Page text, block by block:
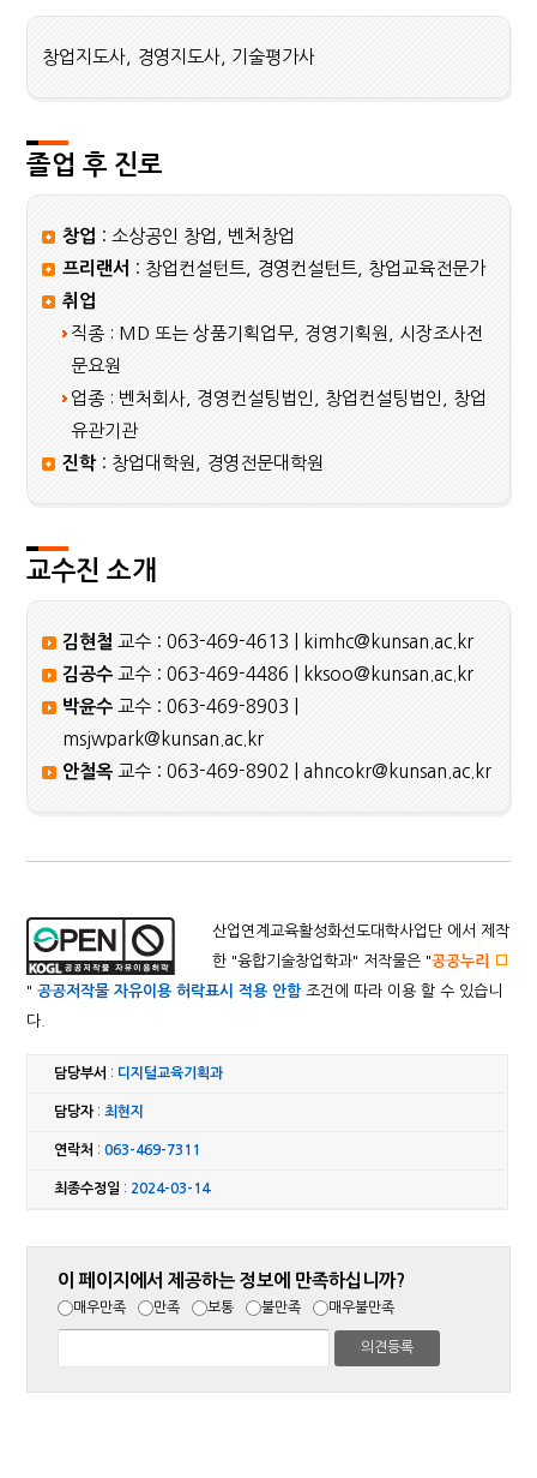
창업지도사, 경영지도사, 기술평가사
졸업 후 진로
창업 : 소상공인 창업, 벤처창업
프리랜서 : 창업컨설턴트, 경영컨설턴트, 창업교육전문가
취업
직종 : MD 또는 상품기획업무, 경영기획원, 시장조사전
문요원
업종 : 벤처회사, 경영컨설팅법인, 창업컨설팅법인, 창업
유관기관
진학: 창업대학원, 경영전문대학원
교수진 소개
김현철 교수 : 063-469-4613 | kimhc@kunsan.ac.kr
김공수 교수 : 063-469-4486 | kksoo@kunsan.ac.kr
박윤수 교수 : 063-469-8903 |
msjwpark@kunsan.ac.kr
안철옥 교수 : 063-469-8902 | ahncokr@kunsan.ac.kr
산업연계교육활성화선도대학사업단 에서 제작
한 "융합기술창업학과" 저작물은 "공공누리
"공공저작물 자유이용 허락표시 적용 안함조건에 따라 이용 할 수 있습니
다.
담당부서 : 디지털교육기획과
담당자:최현지
연락처 :063-469-7311
최종수정일 : 2024-03-14
이 페이지에서 제공하는 정보에 만족하십니까?
매우만족 만족 보통 불만족 매우불만족